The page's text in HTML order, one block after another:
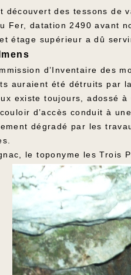
découvert des tessons de
Fer, datation 2490 avant
étage supérieur a dû
d’Inventaire des
auraient été détruits par
existe toujours, adossé
d’accès conduit à
dégradé par les
le toponyme les Trois